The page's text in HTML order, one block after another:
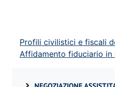
Profili civilistici e fiscali
Affidamento fiduciario in